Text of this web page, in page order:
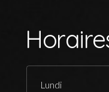
Lundi